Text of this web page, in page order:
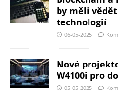
by měli
technologií
06-05-2025
Nové
W4100i pro
05-05-2025